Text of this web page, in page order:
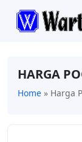
HARGA
Home » Harga